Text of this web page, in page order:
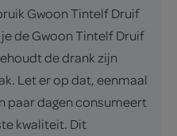
Gwoon Tintelf Druif
de Gwoon Tintelf Druif
de drank zijn
Let er op dat, eenmaal
paar dagen consumeert
kwaliteit. Dit